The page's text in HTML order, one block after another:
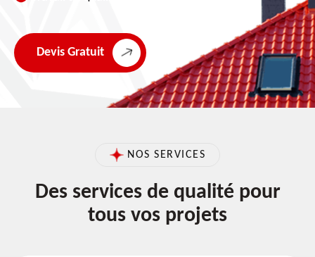
Devis Gratuit
NOS SERVICES
Des services de qualité pour
tous vos projets